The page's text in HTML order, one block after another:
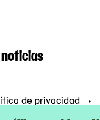
de privacidad